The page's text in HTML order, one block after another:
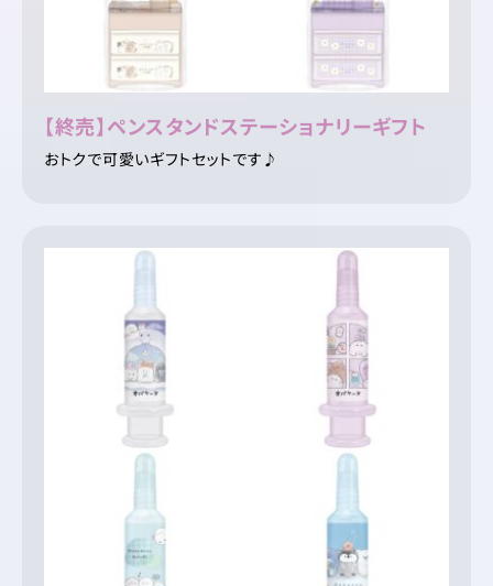
【終売】ペンスタンドステーショナリーギフト
おトクで可愛いギフトセットです♪